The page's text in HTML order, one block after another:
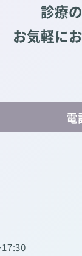
診療
お気軽に
電